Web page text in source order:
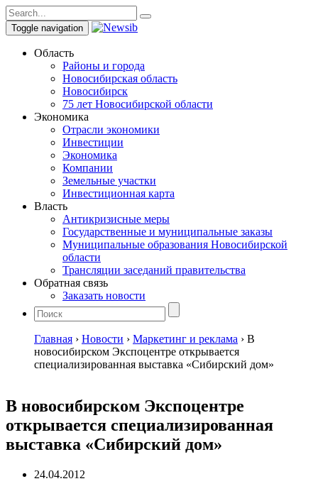
Toggle navigation
Область
Районы и города
Новосибирская область
Новосибирск
75 лет Новосибирской области
Экономика
Отрасли экономики
Инвестиции
Экономика
Компании
Земельные участки
Инвестиционная карта
Власть
Антикризисные меры
Государственные и муниципальные заказы
Муниципальные образования Новосибирской
области
Трансляции заседаний правительства
Обратная связь
Заказать новости
Главная › Новости › Маркетинг и реклама › В
новосибирском Экспоцентре открывается
специализированная выставка «Сибирский дом»
В новосибирском Экспоцентре
открывается специализированная
выставка «Сибирский дом»
24.04.2012